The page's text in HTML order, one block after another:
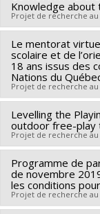
sciences
Programmes de
développement
Co-chercheurs :
Véronique Dupéré
Sources de
sciences
Programmes de
Connexion
Knowledge about
Projet de recherche au
Chercheur principal
Co-chercheurs :
Véronique Dupéré
Sources de
sciences
Programmes de
d'engagement
Le mentorat
scolaire et de
18 ans issus des
Nations du
Projet de recherche au
Chercheur
Co-chercheurs :
Jrène Rahm,
Treena Delormier
Sources de
Programmes de
Levelling the
outdoor free-play
Projet de recherche au
Sources de
santé du Canada
Programmes de
Programme de
de novembre
les conditions
Projet de recherche au